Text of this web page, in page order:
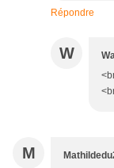
Répondre
W
M